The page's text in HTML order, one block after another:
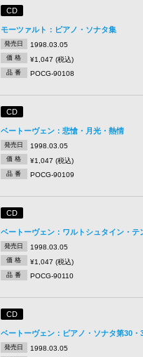
CD
モーツァルト：ピアノ・ソナタ集
発売日 1998.03.05
価 格 ¥1,047 (税込)
品 番 POCG-90108
CD
ベートーヴェン：悲愴・月光・熱情
発売日 1998.03.05
価 格 ¥1,047 (税込)
品 番 POCG-90109
CD
ベートーヴェン：ワルトシュタイン・テ
発売日 1998.03.05
価 格 ¥1,047 (税込)
品 番 POCG-90110
CD
ベートーヴェン：ピアノ・ソナタ第30・
発売日 1998.03.05